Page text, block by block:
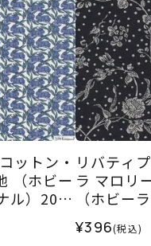
ットン・
（ホビー
ル）2026
リバティ
ラ マロリ
（ホビー
¥396(税込)